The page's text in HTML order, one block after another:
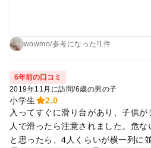
きも親子で楽しめました♪ 今回は30分500円で出てきましたが
間におっとっと～となりました。靴
ったので子どもの靴下脱がせたりし
る醍醐味を失わないように保護者の
wowmo/参考になった!1件
6年前の口コミ
2019年11月に訪問/6歳の男の子
小学生
2.0
入ってすぐに滑り台があり、子供
人で滑ったら注意されました。危
と思ったら、4人くらいが横一列に